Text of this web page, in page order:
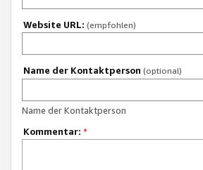
Website URL: (empfohlen)
Name der Kontaktperson (optional)
Name der Kontaktperson
Kommentar: *